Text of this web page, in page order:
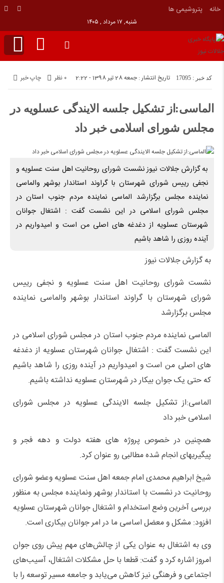
خانه پتروشيمى ها
شنبه, ۱۷ مرداد , ۱۴۰۵
تاریخ انتشار : جمعه 28 تیر 1398 - 2:22 کد خبر : 17095 چاپ خبر ۰ نظر
الماسی:از تشکیل جلسه الایندگی عسلویه در
مجلس شورای اسلامی خبر داد
به گزارش جلالات نیوز نشست شورای روحانیت اهل سنت عسلویه و
نجفی رییس شورای شهرستان با گراوند استاندار بوشهر والماسی
نماینده مجلس برگزارشد الماسی نماینده مردم جنوب استان در
مجلس شورای اسلامی در این نشست گفت : اشتغال جوانان
شهرستان عسلویه از دغدغه های اصلی من است و امیدواریم در
آینده روزی را شاهد باشیم
به گزارش جلالات نیوز
نشست شورای روحانیت اهل سنت عسلویه و نجفی رییس
شورای شهرستان با گراوند استاندار بوشهر والماسی نماینده
مجلس برگزارشد
الماسی نماینده مردم جنوب استان در مجلس شورای اسلامی در
این نشست گفت : اشتغال جوانان شهرستان عسلویه از دغدغه
های اصلی من است و امیدواریم در آینده روزی را شاهد باشیم
که حتی یک جوان بیکار در شهرستان عسلویه نداشته باشیم.
الماسی:از تشکیل جلسه الایندگی عسلویه در مجلس شورای
اسلامی خبر داد
همچنین در خصوص پروژه های هفته دولت و دهه فجر و
پیگیریهای انجام شده مطالبی رو عنوان کرد.
شیخ ابراهیم محمدی امام جمعه اهل سنت عسلویه وعضو شورای
روحانیت در نشست با استاندار بوشهر ونماینده مجلس به منظور
بررسی آخرین وضع استخدام و اشتغال جوانان شهرستان عسلویه
افزود: مشکل و معضل اساسی ما در امر جوانان بیکاری است.
وی به اشتغال به عنوان یکی از چالش‌های مهم پیش روی جوان
امروز اشاره کرد و گفت: قطعا با حل مشکلات اشتغال، آسیب‌های
اجتماعی و فرهنگی نیز کاهش می‌یابد و جامعه مسیر توسعه را با